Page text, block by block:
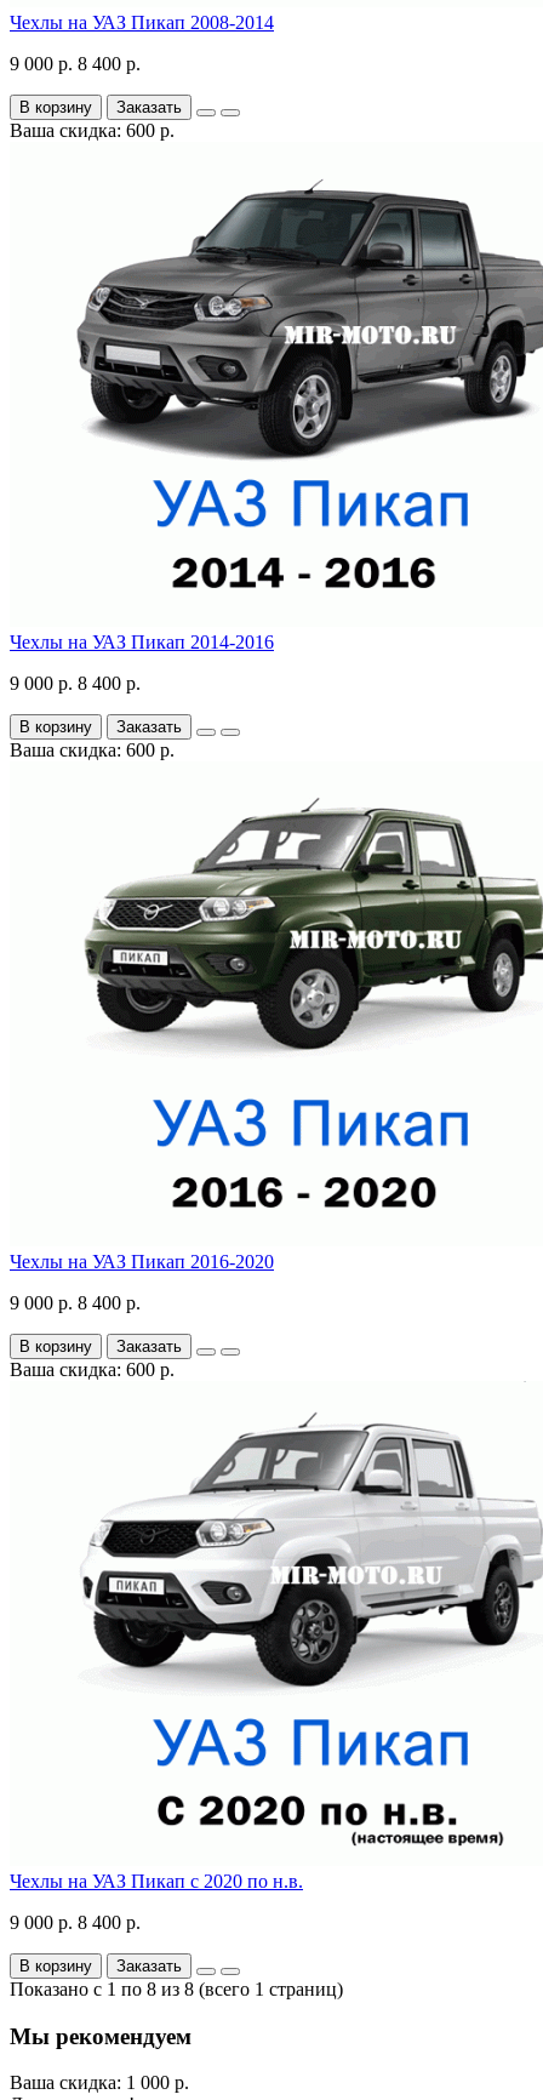
Чехлы на УАЗ Пикап 2008-2014
9 000 р. 8 400 р.
В корзину Заказать
Ваша скидка: 600 р.
Чехлы на УАЗ Пикап 2014-2016
9 000 р. 8 400 р.
В корзину Заказать
Ваша скидка: 600 р.
Чехлы на УАЗ Пикап 2016-2020
9 000 р. 8 400 р.
В корзину Заказать
Ваша скидка: 600 р.
Чехлы на УАЗ Пикап с 2020 по н.в.
9 000 р. 8 400 р.
В корзину Заказать
Показано с 1 по 8 из 8 (всего 1 страниц)
Мы рекомендуем
Ваша скидка: 1 000 р.